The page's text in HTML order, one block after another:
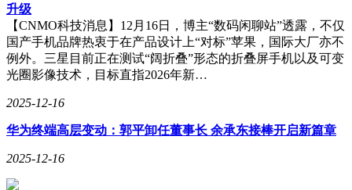
升级
【CNMO科技消息】12月16日，博主“数码闲聊站”透露，不仅
国产手机品牌热衷于在产品设计上“对标”苹果，国际大厂亦不
例外。三星目前正在测试“阔折叠”形态的折叠屏手机以及可变
光圈影像技术，目标直指2026年新…
2025-12-16
华为终端高层变动：郭平卸任董事长 余承东接棒开启新篇章
2025-12-16